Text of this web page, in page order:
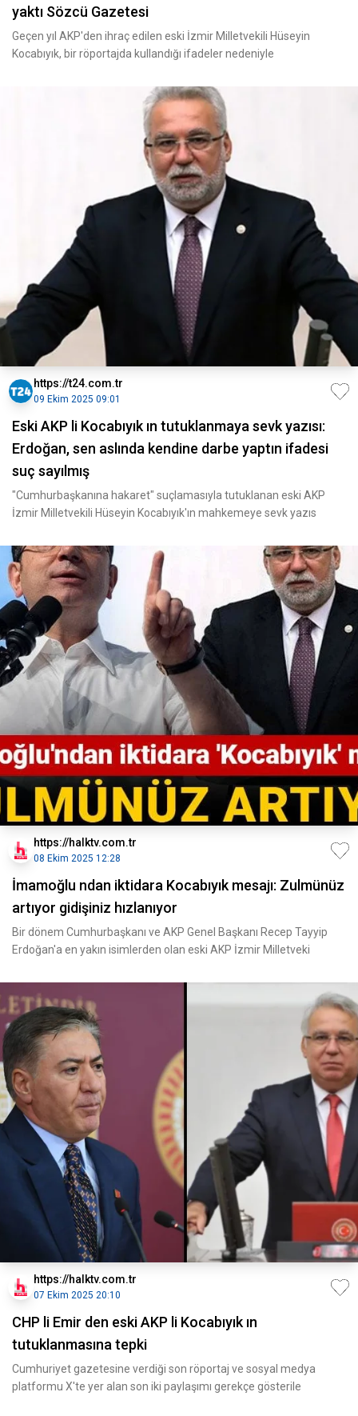
yaktı Sözcü Gazetesi
Geçen yıl AKP'den ihraç edilen eski İzmir Milletvekili Hüseyin
Kocabıyık, bir röportajda kullandığı ifadeler nedeniyle
https://t24.com.tr
09 Ekim 2025 09:01
Eski AKP li Kocabıyık ın tutuklanmaya sevk yazısı:
Erdoğan, sen aslında kendine darbe yaptın ifadesi
suç sayılmış
"Cumhurbaşkanına hakaret" suçlamasıyla tutuklanan eski AKP
İzmir Milletvekili Hüseyin Kocabıyık'ın mahkemeye sevk yazıs
https://halktv.com.tr
08 Ekim 2025 12:28
İmamoğlu ndan iktidara Kocabıyık mesajı: Zulmünüz
artıyor gidişiniz hızlanıyor
Bir dönem Cumhurbaşkanı ve AKP Genel Başkanı Recep Tayyip
Erdoğan'a en yakın isimlerden olan eski AKP İzmir Milletveki
https://halktv.com.tr
07 Ekim 2025 20:10
CHP li Emir den eski AKP li Kocabıyık ın
tutuklanmasına tepki
Cumhuriyet gazetesine verdiği son röportaj ve sosyal medya
platformu X'te yer alan son iki paylaşımı gerekçe gösterile